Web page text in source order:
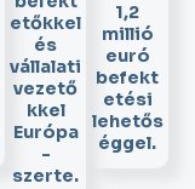
etőkkel
és
vállalati
vezető
kkel
Európa
-
szerte.
1,2
millió
euró
befekt
etési
lehetős
éggel.